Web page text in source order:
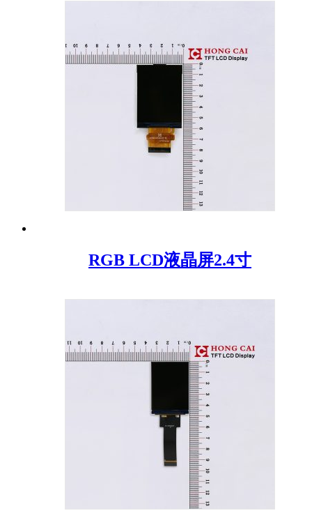
RGB LCD液晶屏2.4寸